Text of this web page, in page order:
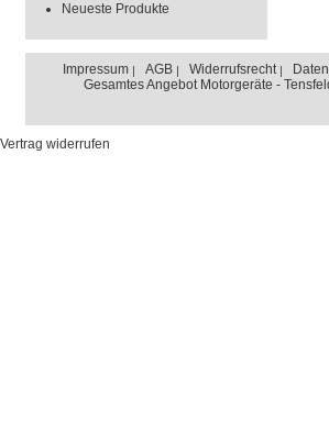
Neueste Produkte
Impressum AGB Widerrufsrecht
Gesamtes Angebot Motorgeräte -
Vertrag widerrufen